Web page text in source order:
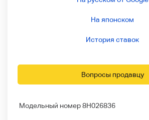
На японском
История ставок
Вопросы продавцу
Модельный номер 8H026836